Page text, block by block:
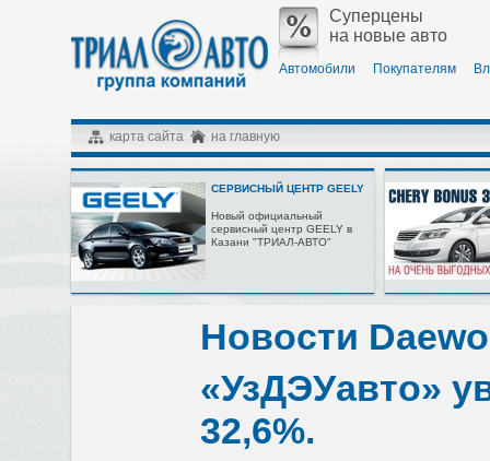
Суперцены
на новые авто
Автомобили Покупателям
карта сайта на главную
СЕРВИСНЫЙ ЦЕНТР GEELY
Новый официальный
сервисный центр GEELY в
Казани "ТРИАЛ-АВТО"
Новости
«УзДЭУавто»
32,6%.